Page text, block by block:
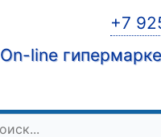
+7
On-line